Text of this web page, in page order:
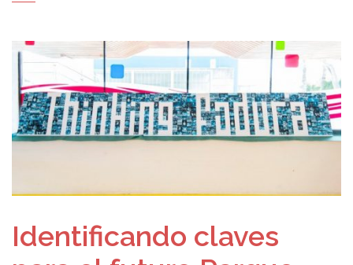
Identificando claves